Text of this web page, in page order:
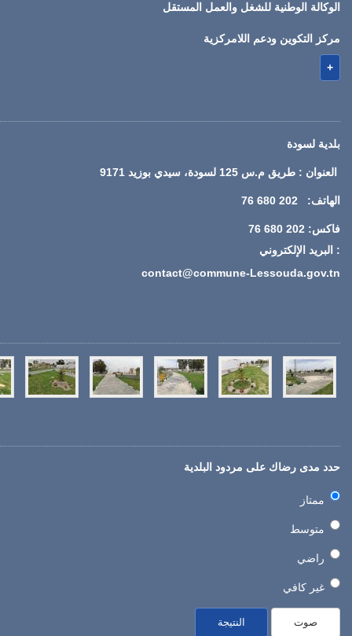
الوكالة الوطنية للشغل والعمل المستقل
مركز التكوين ودعم اللامركزية
+
بلدية لسودة
العنوان : طريق م.س 125 لسودة، سيدي بوزيد 9171
الهاتف: 202 680 76
فاكس: 202 680 76
: البريد الإلكتروني
contact@commune-Lessouda.gov.tn
حدد مدى رضاك على مردود البلدية
ممتاز
متوسط
راضي
غير كافي